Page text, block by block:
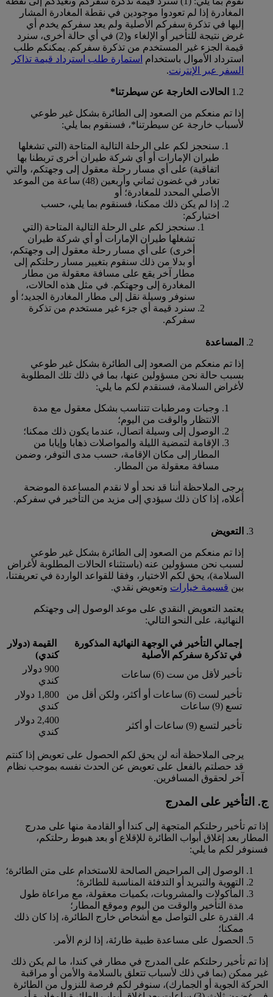
المغادرة إذا لم تعودوا موجودين في نقطة المغادرة المشار
إليها في تذكرة سفركم الأصلية ولم يعد سفركم يخدم أي
غرض نتيجة للتأخير أو الإلغاء و(2) في أي حالة أخرى، سنرد
قيمة الجزء غير المستخدم من تذكرة سفركم. يمكنكم طلب
استرداد الأموال باستخدام استمارة طلب استرداد قيمة تذاكر
السفر عبر الإنترنت.
1.2 الحالات الخارجة عن سيطرتنا*
إذا تم منعكم من الصعود إلى الطائرة بشكل غير طوعي
لأسباب خارجة عن سيطرتنا*، فسنقوم بما يلي:
سنحجز لكم على الرحلة التالية المتاحة (التي تشغلها
طيران الإمارات أو أي شركة طيران أخرى تربطنا بها
اتفاقية) على أي مسار رحلة معقول إلى وجهتكم، والتي
تغادر في غضون ثماني وأربعين (48) ساعة من الموعد
الأصلي المحدد للمغادرة؛ أو
إذا لم يكن ذلك ممكنا، فسنقوم بما يلي، حسب
اختياركم:
سنحجز لكم على الرحلة التالية المتاحة (التي
تشغلها طيران الإمارات أو أي شركة طيران
أخرى) على أي مسار رحلة معقول إلى وجهتكم،
أو بدلا من ذلك سنقوم بتغيير مسار رحلتكم إلى
مطار آخر يقع على مسافة معقولة من مطار
المغادرة إلى وجهتكم. في مثل هذه الحالات،
سنوفر وسيلة نقل إلى مطار المغادرة الجديد؛ أو
سنرد قيمة أي جزء غير مستخدم من تذكرة
سفركم.
المساعدة
إذا تم منعكم من الصعود إلى الطائرة بشكل غير طوعي
بسبب حالة نحن مسؤولين عنها، بما في ذلك تلك المطلوبة
لأغراض السلامة، فسنقدم لكم ما يلي:
وجبات ومرطبات تتناسب بشكل معقول مع مدة
الانتظار والوقت من اليوم؛
الوصول إلى وسيلة اتصال، عندما يكون ذلك ممكنا؛
الإقامة لتمضية الليلة والمواصلات ذهابا وإيابا من
المطار إلى مكان الإقامة، حسب مدى التوفر، وضمن
مسافة معقولة من المطار.
يرجى الملاحظة أننا قد نحد أو لا نقدم المساعدة الموضحة
أعلاه، إذا كان ذلك سيؤدي إلى مزيد من التأخير في سفركم.
التعويض
إذا تم منعكم من الصعود إلى الطائرة بشكل غير طوعي
لسبب نحن مسؤولين عنه (باستثناء الحالات المطلوبة لأغراض
السلامة)، يحق لكم الاختيار، وفقا للقواعد الواردة في تعريفتنا،
بين قسيمة خيارات وتعويض نقدي.
يعتمد التعويض النقدي على موعد الوصول إلى وجهتكم
النهائية، على النحو التالي:
إجمالي التأخير في الوجهة النهائية المذكورة
في تذكرة سفركم الأصلية
القيمة (دولار
كندي)
تأخير لأقل من ست (6) ساعات
900 دولار
كندي
تأخير لست (6) ساعات أو أكثر، ولكن أقل من
تسع (9) ساعات
1,800 دولار
كندي
تأخير لتسع (9) ساعات أو أكثر
2,400 دولار
كندي
يرجى الملاحظة أنه لن يحق لكم الحصول على تعويض إذا كنتم
قد حصلتم بالفعل على تعويض عن الحدث نفسه بموجب نظام
آخر لحقوق المسافرين.
ج. التأخير على المدرج
إذا تم تأخير رحلتكم المتجهة إلى كندا أو القادمة منها على مدرج
المطار بعد إغلاق أبواب الطائرة للإقلاع أو بعد هبوط رحلتكم،
فسنوفر لكم ما يلي:
الوصول إلى المراحيض الصالحة للاستخدام على متن الطائرة؛
التهوية والتبريد أو التدفئة المناسبة للطائرة؛
المأكولات والمشروبات، بكميات معقولة، مع مراعاة طول
مدة التأخير والوقت من اليوم وموقع المطار؛
القدرة على التواصل مع أشخاص خارج الطائرة، إذا كان ذلك
ممكنا؛
الحصول على مساعدة طبية طارئة، إذا لزم الأمر.
إذا تم تأخير رحلتكم على المدرج في مطار في كندا، ما لم يكن ذلك
غير ممكن (بما في ذلك لأسباب تتعلق بالسلامة والأمن أو مراقبة
الحركة الجوية أو الجمارك)، سنوفر لكم فرصة للنزول من الطائرة